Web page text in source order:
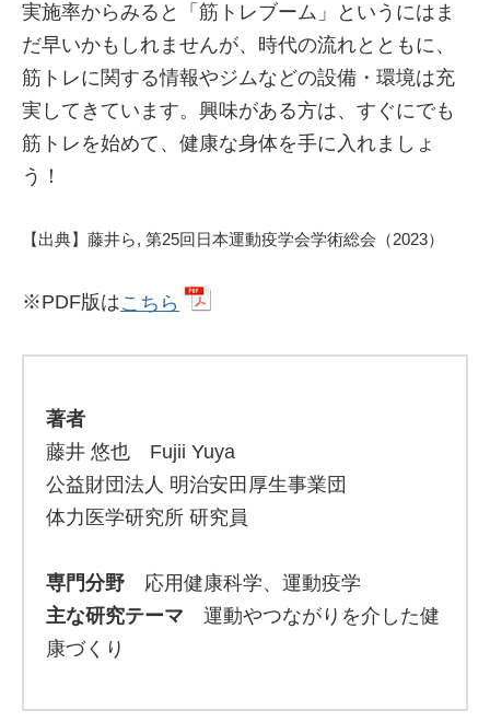
実施率からみると「筋トレブーム」というにはま
だ早いかもしれませんが、時代の流れとともに、
筋トレに関する情報やジムなどの設備・環境は充
実してきています。興味がある方は、すぐにでも
筋トレを始めて、健康な身体を手に入れましょ
う！
【出典】藤井ら, 第25回日本運動疫学会学術総会（2023）
※PDF版はこちら
著者
藤井 悠也 Fujii Yuya
公益財団法人 明治安田厚生事業団
体力医学研究所 研究員
専門分野 応用健康科学、運動疫学
主な研究テーマ 運動やつながりを介した健
康づくり